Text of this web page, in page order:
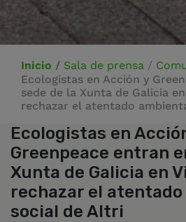
Inicio / Sala de prensa /
Ecologistas en Acción y
sede de la Xunta de Galicia
rechazar el atentado
Ecologistas en
Greenpeace entran
Xunta de Galicia en
rechazar el
social de Altri